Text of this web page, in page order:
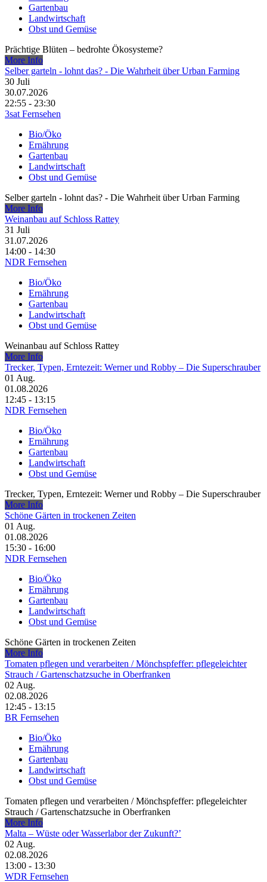
Gartenbau
Landwirtschaft
Obst und Gemüse
Prächtige Blüten – bedrohte Ökosysteme?
More Info
Selber garteln - lohnt das? - Die Wahrheit über Urban Farming
30 Juli
30.07.2026
22:55 - 23:30
3sat Fernsehen
Bio/Öko
Ernährung
Gartenbau
Landwirtschaft
Obst und Gemüse
Selber garteln - lohnt das? - Die Wahrheit über Urban Farming
More Info
Weinanbau auf Schloss Rattey
31 Juli
31.07.2026
14:00 - 14:30
NDR Fernsehen
Bio/Öko
Ernährung
Gartenbau
Landwirtschaft
Obst und Gemüse
Weinanbau auf Schloss Rattey
More Info
Trecker, Typen, Erntezeit: Werner und Robby – Die Superschrauber
01 Aug.
01.08.2026
12:45 - 13:15
NDR Fernsehen
Bio/Öko
Ernährung
Gartenbau
Landwirtschaft
Obst und Gemüse
Trecker, Typen, Erntezeit: Werner und Robby – Die Superschrauber
More Info
Schöne Gärten in trockenen Zeiten
01 Aug.
01.08.2026
15:30 - 16:00
NDR Fernsehen
Bio/Öko
Ernährung
Gartenbau
Landwirtschaft
Obst und Gemüse
Schöne Gärten in trockenen Zeiten
More Info
Tomaten pflegen und verarbeiten /​ Mönchspfeffer: pflegeleichter
Strauch /​ Gartenschatzsuche in Oberfranken
02 Aug.
02.08.2026
12:45 - 13:15
BR Fernsehen
Bio/Öko
Ernährung
Gartenbau
Landwirtschaft
Obst und Gemüse
Tomaten pflegen und verarbeiten /​ Mönchspfeffer: pflegeleichter
Strauch /​ Gartenschatzsuche in Oberfranken
More Info
Malta – Wüste oder Wasserlabor der Zukunft?’
02 Aug.
02.08.2026
13:00 - 13:30
WDR Fernsehen